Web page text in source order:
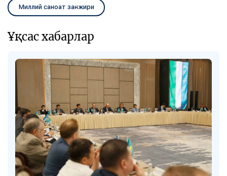
Миллий саноат занжири
Ұқсас хабарлар